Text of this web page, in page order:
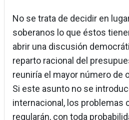
No se trata de decidir en
soberanos lo que éstos
abrir una discusión
reparto racional del
reuniría el mayor número de
Si este asunto no se
internacional, los problemas
regularán, con toda